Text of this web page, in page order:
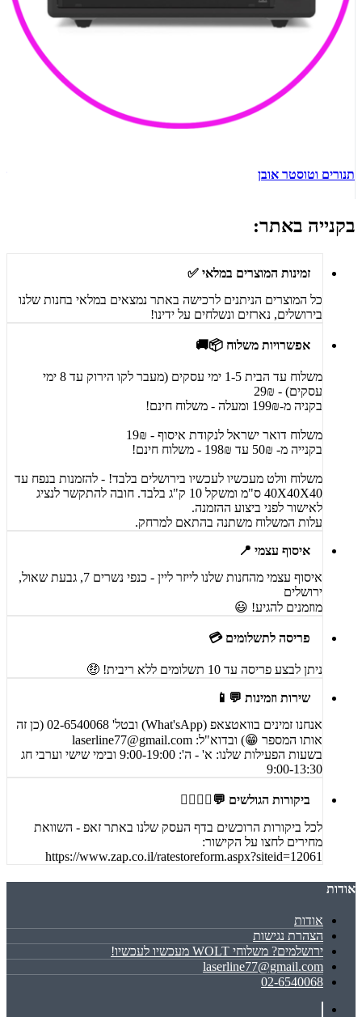
תנורים וטוסטר אובן
בקנייה באתר:
זמינות המוצרים במלאי ✅
כל המוצרים הניתנים לרכישה באתר נמצאים במלאי בחנות שלנו
בירושלים, נארזים ונשלחים על ידינו!
אפשרויות משלוח 📦🚚
משלוח עד הבית 1-5 ימי עסקים (מעבר לקו הירוק עד 8 ימי
עסקים) - 29₪
בקניה מ-199₪ ומעלה - משלוח חינם!
משלוח דואר ישראל לנקודת איסוף - 19₪
בקנייה מ- 50₪ עד 198₪ - משלוח חינם!
משלוח וולט מעכשיו לעכשיו בירושלים בלבד! - להזמנות בנפח עד
40X40X40 ס"מ ומשקל 10 ק"ג בלבד. חובה להתקשר לנציג
לאישור לפני ביצוע ההזמנה.
עלות המשלוח משתנה בהתאם למרחק.
איסוף עצמי 📍
איסוף עצמי מהחנות שלנו לייזר ליין - כנפי נשרים 7, גבעת שאול,
ירושלים
מוזמנים להגיע! 😃
פריסה לתשלומים 💳
ניתן לבצע פריסה עד 10 תשלומים ללא ריבית! 🤑
שירות וזמינות 💬📱
אנחנו זמינים בוואטצאפ (What'sApp) ובטל' 02-6540068 (כן זה
אותו המספר 😁) ובדוא"ל: laserline77@gmail.com
בשעות הפעילות שלנו: א' - ה': 9:00-19:00 ובימי שישי וערבי חג
9:00-13:30
ביקורות הגולשים 💬🙋‍♀️🙋‍♂️
לכל ביקורות הרוכשים בדף העסק שלנו באתר זאפ - השוואת
מחירים לחצו על הקישור:
https://www.zap.co.il/ratestoreform.aspx?siteid=12061
אודות
אודות
הצהרת נגישות
ירושלמים? משלוחי WOLT מעכשיו לעכשיו!
laserline77@gmail.com
02-6540068